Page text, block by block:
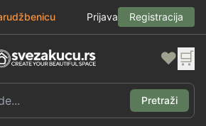
Prijava Registracija
❤️ 🛒
Pretraži